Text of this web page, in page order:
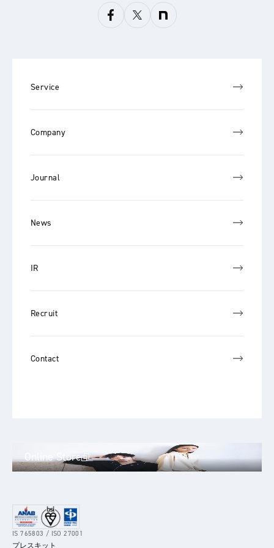
Service
Company
Journal
News
IR
Recruit
Contact
Online Store
IS 765803 / ISO 27001
プレスキット